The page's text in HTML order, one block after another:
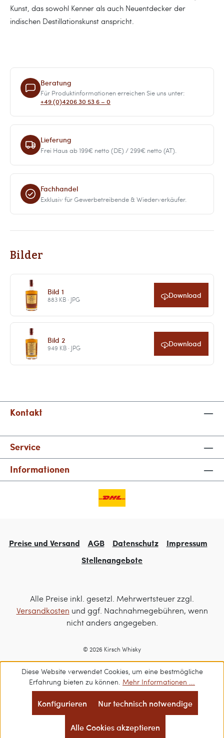
Kunst, das sowohl Kenner als auch Neuentdecker der
indischen Destillationskunst anspricht.
Beratung
Für Produktinformationen erreichen Sie uns unter:
+49 (0)4206 30 53 6 – 0
Lieferung
Frei Haus ab 199€ netto (DE) / 299€ netto (AT).
Fachhandel
Exklusiv für Gewerbetreibende & Wiederverkäufer.
Bilder
Bild 1
883 KB · JPG Download
Bild 2
949 KB · JPG Download
Kontakt
Service
Informationen
Preise und Versand AGB Datenschutz
Impressum
Stellenangebote
Alle Preise inkl. gesetzl. Mehrwertsteuer zzgl.
Versandkosten und ggf. Nachnahmegebühren, wenn
nicht anders angegeben.
© 2026 Kirsch Whisky
Diese Website verwendet Cookies, um eine bestmögliche
Erfahrung bieten zu können. Mehr Informationen ...
Nur technisch notwendige
Konfigurieren
Alle Cookies akzeptieren